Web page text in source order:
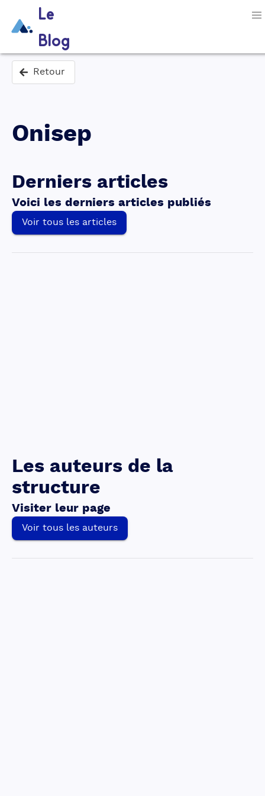
Le
Blog
Retour
Onisep
Derniers articles
Voici les derniers articles publiés
Voir tous les articles
Les auteurs de la
structure
Visiter leur page
Voir tous les auteurs